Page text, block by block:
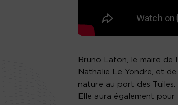
Bruno Lafon, le maire de
Nathalie Le Yondre, et
nature au port des
Elle aura également